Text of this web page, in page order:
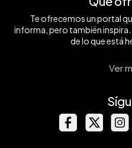
Te ofrecemos un portal
informa, pero también
de lo que está
Ver